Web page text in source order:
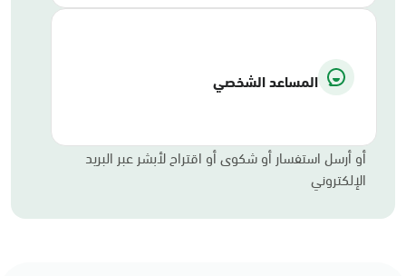
المساعد الشخصي
أو أرسل استفسار أو شكوى أو اقتراح لأبشر عبر البريد
الإلكتروني